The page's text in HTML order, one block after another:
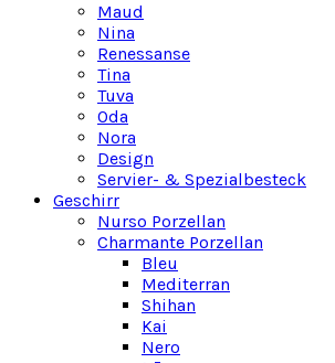
Maud
Nina
Renessanse
Tina
Tuva
Oda
Nora
Design
Servier- & Spezialbesteck
Geschirr
Nurso Porzellan
Charmante Porzellan
Bleu
Mediterran
Shihan
Kai
Nero